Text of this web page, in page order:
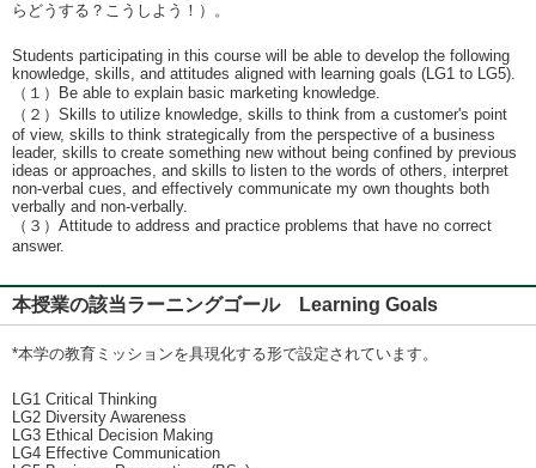
らどうする？こうしよう！）。
Students participating in this course will be able to develop the following
knowledge, skills, and attitudes aligned with learning goals (LG1 to LG5).
（１）Be able to explain basic marketing knowledge.
（２）Skills to utilize knowledge, skills to think from a customer's point
of view, skills to think strategically from the perspective of a business
leader, skills to create something new without being confined by previous
ideas or approaches, and skills to listen to the words of others, interpret
non-verbal cues, and effectively communicate my own thoughts both
verbally and non-verbally.
（３）Attitude to address and practice problems that have no correct
answer.
本授業の該当ラーニングゴール Learning Goals
*本学の教育ミッションを具現化する形で設定されています。
LG1 Critical Thinking
LG2 Diversity Awareness
LG3 Ethical Decision Making
LG4 Effective Communication